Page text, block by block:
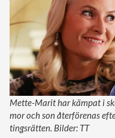
Mette-Marit har kämpat i
mor och son återförenas
tingsrätten. Bilder: TT